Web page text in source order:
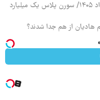
قیمت محصولات ایران خودرو شنبه ۱۰ مرداد ۱۴۰۵/ سورن پلاس یک میلیارد
هادیان از هم جدا شدند؟